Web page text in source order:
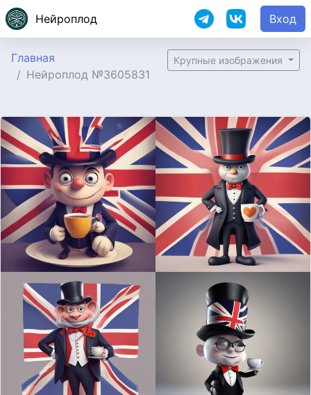
Нейроплод Вход
Главная
Нейроплод №3605831
Крупные изображения